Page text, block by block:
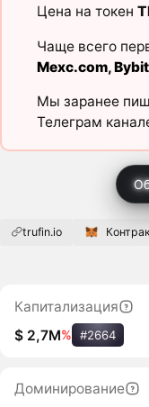
Цена на токен
Чаще всего
Mexc.com,
Мы заранее
Телеграм
trufin.io
Капитализация
$ 2,7M% #2664
Доминирование